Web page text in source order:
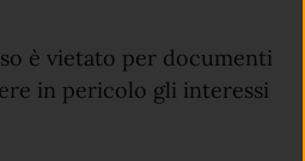
è vietato per documenti
in pericolo gli interessi